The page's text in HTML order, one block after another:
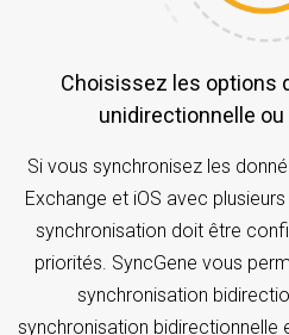
Choisissez les options de synchronisation :
unidirectionnelle
Si vous synchronisez les
Exchange et iOS avec
synchronisation doit être
priorités. SyncGene vous
synchronisation
synchronisation bidirectionnelle